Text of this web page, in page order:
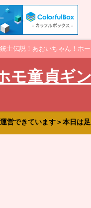
伝説！あおいちゃん！ホ
モ童貞ギ
できています＞本日は